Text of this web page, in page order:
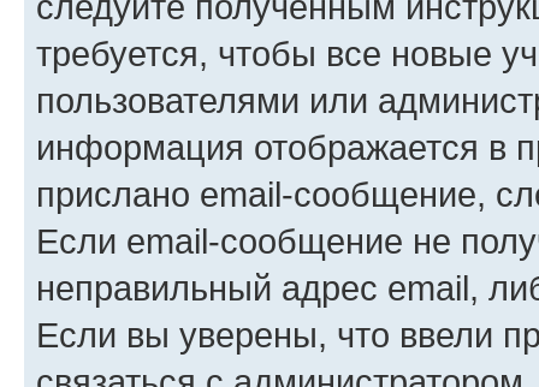
требуется, чтобы все новые
пользователями или
информация отображается в
прислано email-сообщение,
Если email-сообщение не
неправильный адрес email,
Если вы уверены, что ввели